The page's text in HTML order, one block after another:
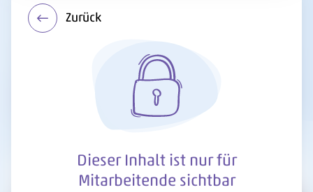
Zurück
Dieser Inhalt ist nur für
Mitarbeitende sichtbar
Personalschlüssel – der
Rahmen für unsere Arbeit